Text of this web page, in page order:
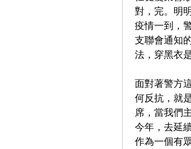
對，完。明
疫情一到，
支聯會通知
法，穿黑衣
面對著警方
何反抗，就
席，當我們
今年，去延
作為一個有